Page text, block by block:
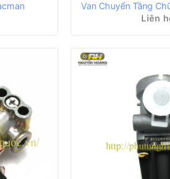
Van Chuyển Tầng
Liên